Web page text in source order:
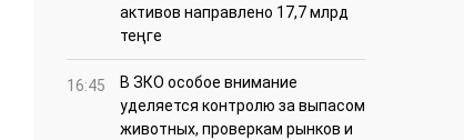
активов направлено 17,7 млрд
теңге
16:45
В ЗКО особое внимание
уделяется контролю за выпасом
животных, проверкам рынков и